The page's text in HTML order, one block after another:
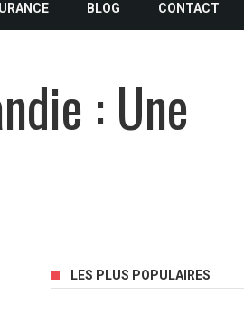
BLOG CONTACT
: Une
LES PLUS POPULAIRES